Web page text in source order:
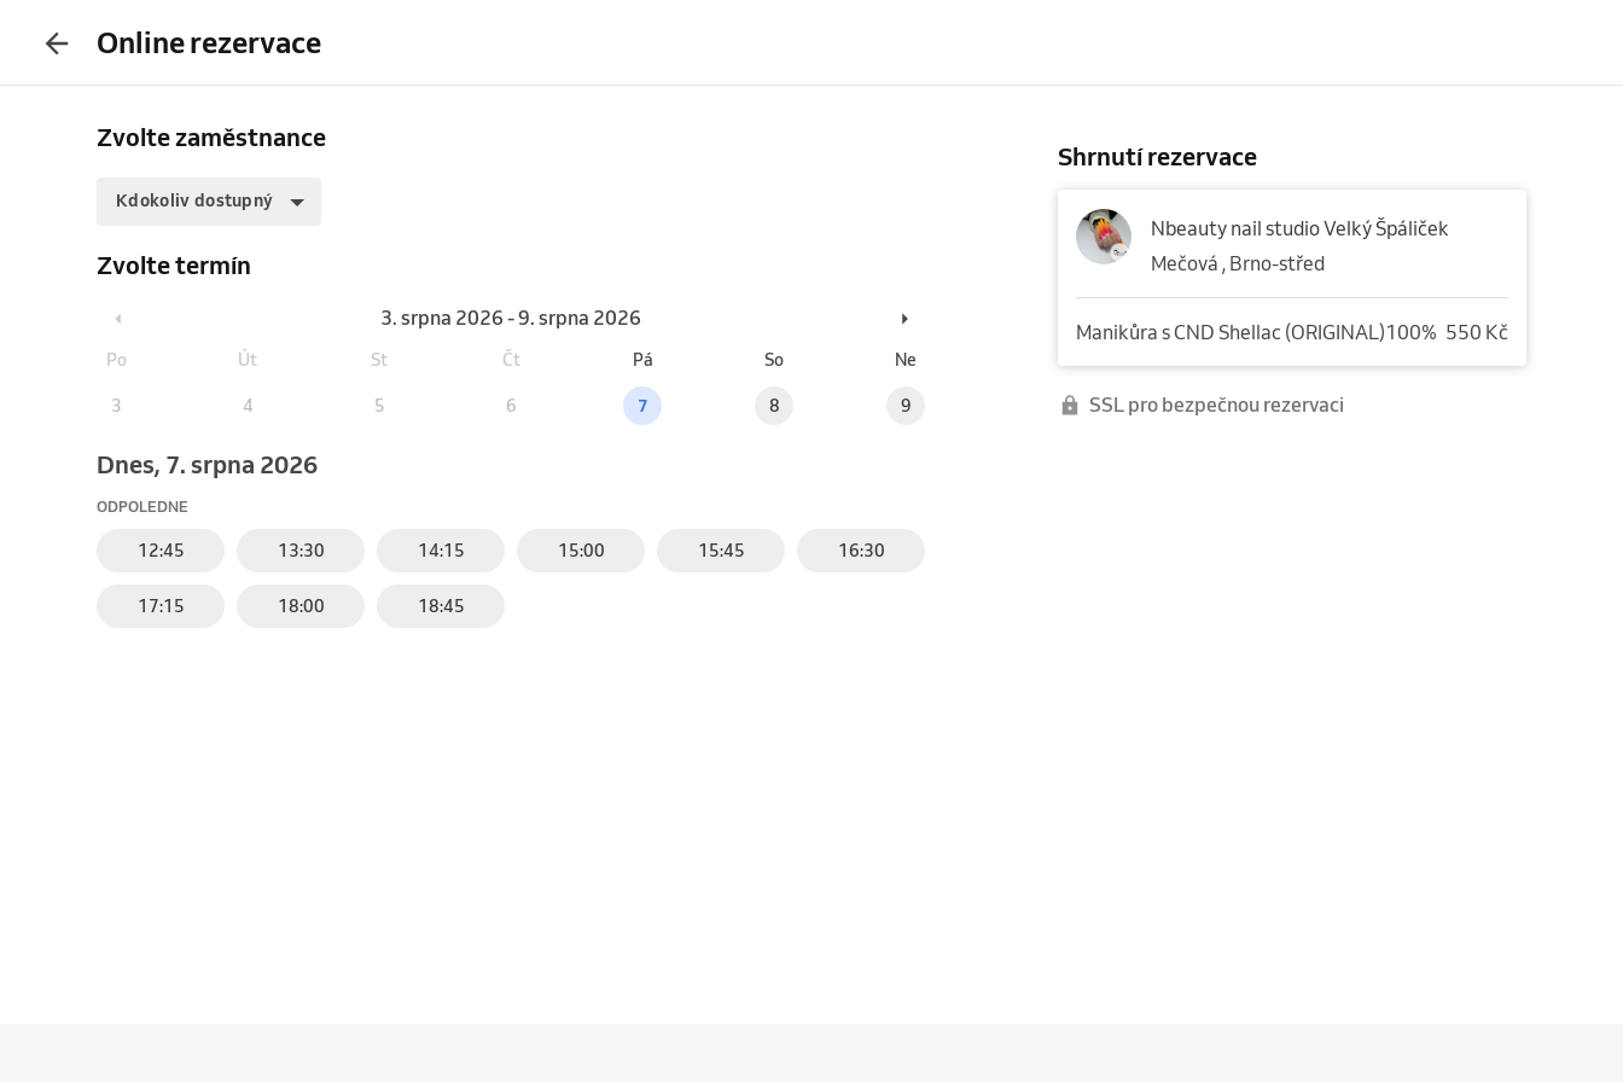
Online rezervace
Zvolte zaměstnance
Kdokoliv dostupný
Zvolte termín
3. srpna 2026 - 9. srpna 2026
Po Út St Čt Pá So Ne
3 4 5 6 7 8 9
Dnes, 7. srpna 2026
ODPOLEDNE
12:45 13:30 14:15 15:00 15:45 16:30
17:15 18:00 18:45
Shrnutí rezervace
Nbeauty nail studio Velký Špáliček
Mečová , Brno-střed
Manikůra s CND Shellac (ORIGINAL)100% 550 Kč
SSL pro bezpečnou rezervaci